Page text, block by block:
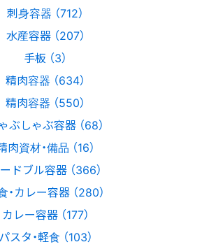
刺身容器 （712）
水産容器 （207）
手板 （3）
精肉容器 （634）
精肉容器 （550）
ぶしゃぶ容器 （68）
肉資材・備品 （16）
ドブル容器 （366）
・カレー容器 （280）
カレー容器 （177）
パスタ・軽食 （103）